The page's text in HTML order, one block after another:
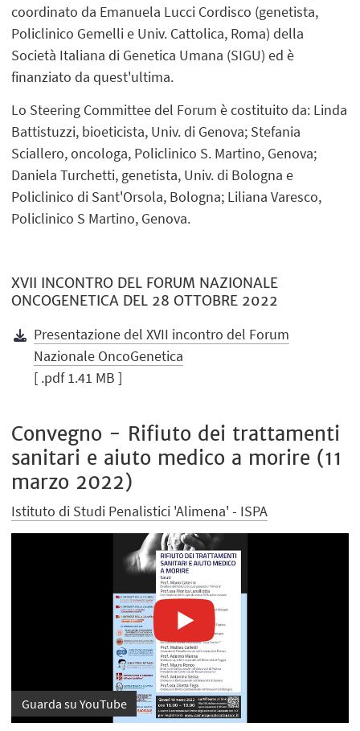
coordinato da Emanuela Lucci Cordisco (genetista,
Policlinico Gemelli e Univ. Cattolica, Roma) della
Società Italiana di Genetica Umana (SIGU) ed è
finanziato da quest'ultima.
Lo Steering Committee del Forum è costituito da: Linda
Battistuzzi, bioeticista, Univ. di Genova; Stefania
Sciallero, oncologa, Policlinico S. Martino, Genova;
Daniela Turchetti, genetista, Univ. di Bologna e
Policlinico di Sant'Orsola, Bologna; Liliana Varesco,
Policlinico S Martino, Genova.
XVII INCONTRO DEL FORUM NAZIONALE
ONCOGENETICA DEL 28 OTTOBRE 2022
Presentazione del XVII incontro del Forum
Nazionale OncoGenetica
[ .pdf 1.41 MB ]
Guarda su YouTube
Convegno - Rifiuto dei trattamenti
sanitari e aiuto medico a morire (11
marzo 2022)
Istituto di Studi Penalistici 'Alimena' - ISPA